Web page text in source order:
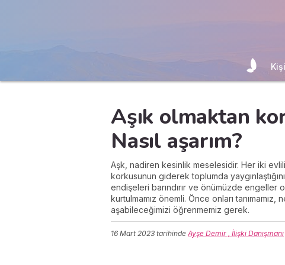
Aşık olmaktan
Nasıl aşarım?
Aşk, nadiren kesinlik meselesidir. Her iki
korkusunun giderek toplumda
endişeleri barındırır ve önümüzde engeller
kurtulmamız önemli. Önce onları
aşabileceğimizi öğrenmemiz gerek.
16 Mart 2023 tarihinde Ayşe Demir , İlişki Danışmanı